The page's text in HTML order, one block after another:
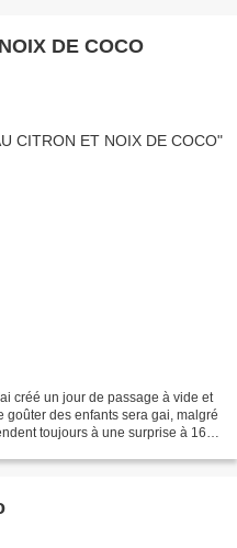
DE COCO
créé un jour de passage à vide et
goûter des enfants sera gai, malgré
toujours à une surprise à 16